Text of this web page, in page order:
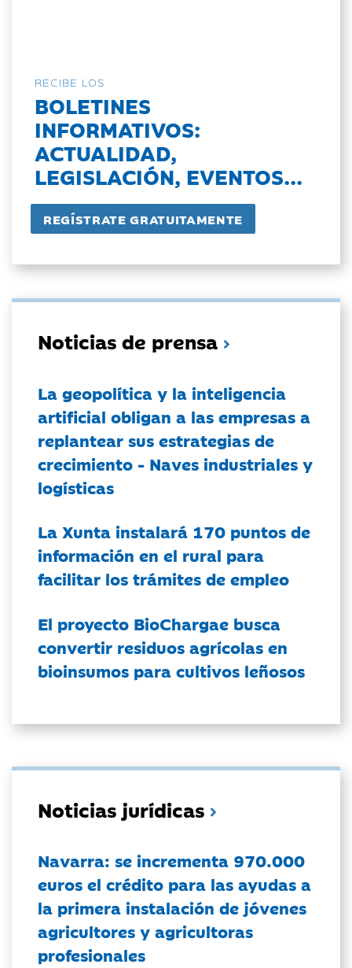
RECIBE LOS
BOLETINES
INFORMATIVOS:
ACTUALIDAD,
LEGISLACIÓN, EVENTOS...
Noticias de prensa
La geopolítica y la inteligencia
artificial obligan a las empresas a
replantear sus estrategias de
crecimiento - Naves industriales y
logísticas
La Xunta instalará 170 puntos de
información en el rural para
facilitar los trámites de empleo
El proyecto BioChargae busca
convertir residuos agrícolas en
bioinsumos para cultivos leñosos
Noticias jurídicas
Navarra: se incrementa 970.000
euros el crédito para las ayudas a
la primera instalación de jóvenes
agricultores y agricultoras
profesionales